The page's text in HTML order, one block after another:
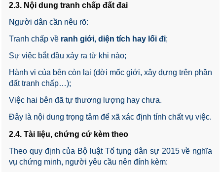
2.3. Nội dung tranh chấp đất đai
Người dân cần nêu rõ:
Tranh chấp về ranh giới, diện tích hay lối đi;
Sự việc bắt đầu xảy ra từ khi nào;
Hành vi của bên còn lại (dời mốc giới, xây dựng trên phần
đất tranh chấp…);
Việc hai bên đã tự thương lượng hay chưa.
Đây là nội dung trọng tâm để xã xác định tính chất vụ việc.
2.4. Tài liệu, chứng cứ kèm theo
Theo quy định của Bộ luật Tố tụng dân sự 2015 về nghĩa
vụ chứng minh, người yêu cầu nên đính kèm: